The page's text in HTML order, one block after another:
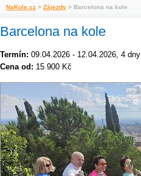
NaKole.cz > Zájezdy > Barcelona na kole
Barcelona na kole
Termín: 09.04.2026 - 12.04.2026, 4 dny
Cena od: 15 900 Kč